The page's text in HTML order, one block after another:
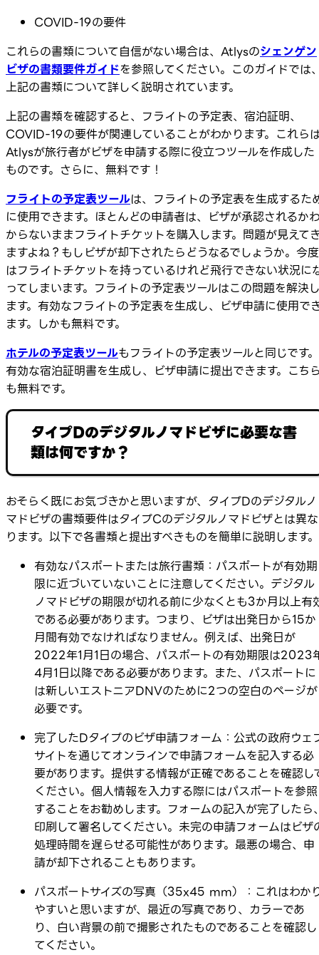
COVID-19の要件
これらの書類について自信がない場合は、Atlysのシェンゲン
ビザの書類要件ガイドを参照してください。このガイドでは
上記の書類について詳しく説明されています。
上記の書類を確認すると、フライトの予定表、宿泊証明、
COVID-19の要件が関連していることがわかります。これら
Atlysが旅行者がビザを申請する際に役立つツールを作成した
ものです。さらに、無料です！
フライトの予定表ツールは、フライトの予定表を生成するた
に使用できます。ほとんどの申請者は、ビザが承認されるか
からないままフライトチケットを購入します。問題が見えて
ますよね？もしビザが却下されたらどうなるでしょうか。今度
はフライトチケットを持っているけれど飛行できない状況に
ってしまいます。フライトの予定表ツールはこの問題を解決
ます。有効なフライトの予定表を生成し、ビザ申請に使用で
ます。しかも無料です。
ホテルの予定表ツールもフライトの予定表ツールと同じです。
有効な宿泊証明書を生成し、ビザ申請に提出できます。こち
も無料です。
タイプDのデジタルノマドビザに必要な書
類は何ですか？
おそらく既にお気づきかと思いますが、タイプDのデジタルノ
マドビザの書類要件はタイプCのデジタルノマドビザとは異な
ります。以下で各書類と提出すべきものを簡単に説明します。
有効なパスポートまたは旅行書類：パスポートが有効期
限に近づいていないことに注意してください。デジタル
ノマドビザの期限が切れる前に少なくとも3か月以上有
である必要があります。つまり、ビザは出発日から15か
月間有効でなければなりません。例えば、出発日が
2022年1月1日の場合、パスポートの有効期限は2023
4月1日以降である必要があります。また、パスポートに
は新しいエストニアDNVのために2つの空白のページが
必要です。
完了したDタイプのビザ申請フォーム：公式の政府ウェ
サイトを通じてオンラインで申請フォームを記入する必
要があります。提供する情報が正確であることを確認し
ください。個人情報を入力する際にはパスポートを参照
することをお勧めします。フォームの記入が完了したら
印刷して署名してください。未完の申請フォームはビザ
処理時間を遅らせる可能性があります。最悪の場合、申
請が却下されることもあります。
パスポートサイズの写真（35x45 mm）：これはわか
やすいと思いますが、最近の写真であり、カラーであ
り、白い背景の前で撮影されたものであることを確認し
てください。